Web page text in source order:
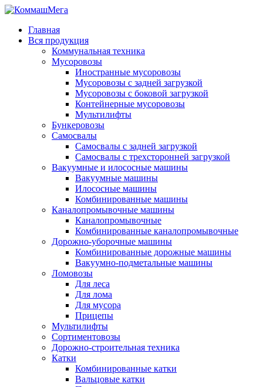
Главная
Вся продукция
Коммунальная техника
Мусоровозы
Иностранные мусоровозы
Мусоровозы с задней загрузкой
Мусоровозы с боковой загрузкой
Контейнерные мусоровозы
Мультилифты
Бункеровозы
Самосвалы
Самосвалы с задней загрузкой
Самосвалы с трехсторонней загрузкой
Вакуумные и илососные машины
Вакуумные машины
Илососные машины
Комбинированные машины
Каналопромывочные машины
Каналопромывочные
Комбинированные каналопромывочные
Дорожно-уборочные машины
Комбинированные дорожные машины
Вакуумно-подметальные машины
Ломовозы
Для леса
Для лома
Для мусора
Прицепы
Мультилифты
Сортиментовозы
Дорожно-строительная техника
Катки
Комбинированные катки
Вальцовые катки